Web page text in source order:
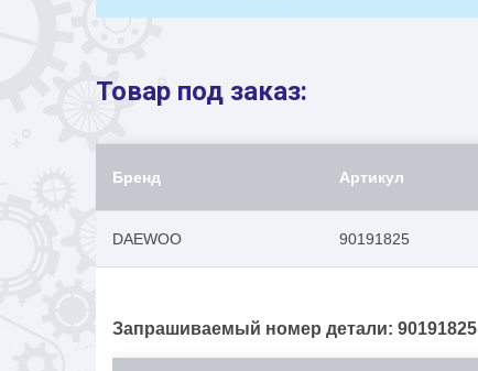
Товар под заказ:
Бренд Артикул
DAEWOO 90191825
Запрашиваемый номер детали: 90191825